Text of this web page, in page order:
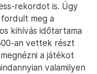
rekordot is. Úgy
meg a
kihívás időtartama
an vettek részt
a játékot
valamilyen